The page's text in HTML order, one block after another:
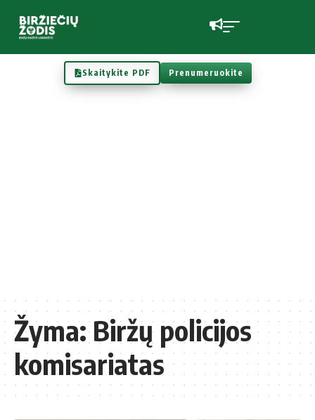
Skaitykite PDF Prenumeruokite
Žyma:Biržų policijos
komisariatas